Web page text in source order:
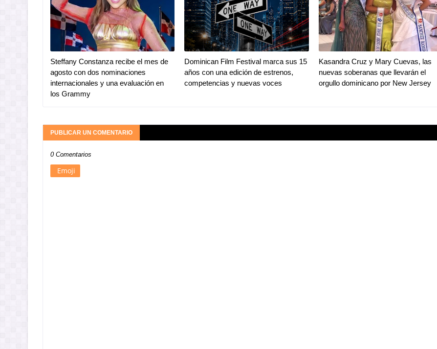
Steffany Constanza recibe el mes de
agosto con dos nominaciones
internacionales y una evaluación en
los Grammy
Dominican Film Festival marca sus 15
años con una edición de estrenos,
competencias y nuevas voces
Kasandra Cruz y Mary Cuevas, las
nuevas soberanas que llevarán el
orgullo dominicano por New Jersey
PUBLICAR UN COMENTARIO
0 Comentarios
Emoji